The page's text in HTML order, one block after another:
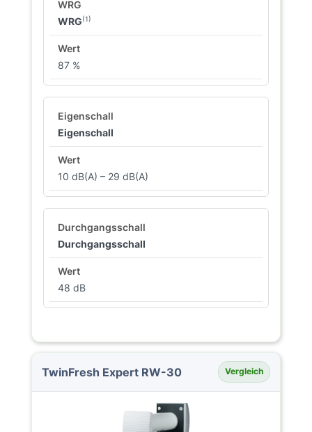
WRG(1)
87 %
Eigenschall
10 dB(A) – 29 dB(A)
Durchgangsschall
48 dB
TwinFresh Expert RW-30 Vergleich